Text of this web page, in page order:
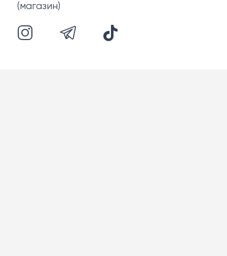
(магазин)